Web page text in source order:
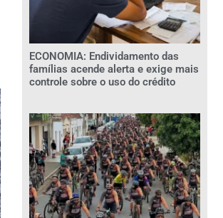
ECONOMIA: Endividamento das
famílias acende alerta e exige mais
controle sobre o uso do crédito